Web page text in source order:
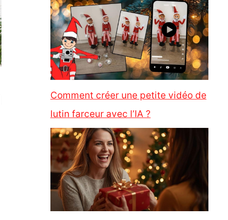
Comment créer une petite vidéo de
lutin farceur avec l’IA ?